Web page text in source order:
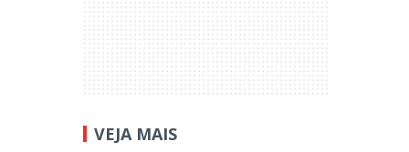
VEJA MAIS